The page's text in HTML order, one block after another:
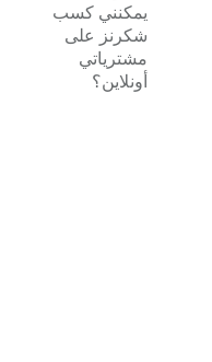
يمكنني كسب
شكرنز على
مشترياتي
أونلاين؟